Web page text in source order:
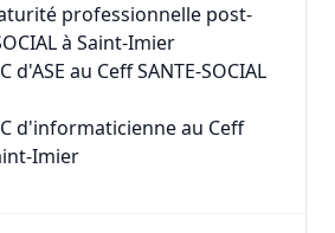
professionnelle post-
à Saint-Imier
d'ASE au Ceff SANTE-SOCIAL
d'informaticienne au Ceff
Imier